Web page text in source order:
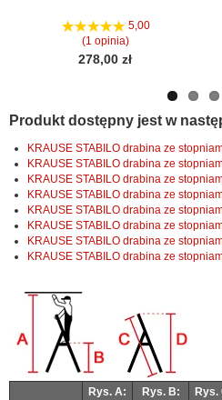
5,00
(1 opinia)
278,00 zł
Produkt dostępny jest w
KRAUSE STABILO drabina ze
KRAUSE STABILO drabina ze
KRAUSE STABILO drabina ze
KRAUSE STABILO drabina ze
KRAUSE STABILO drabina ze
KRAUSE STABILO drabina ze
KRAUSE STABILO drabina ze
KRAUSE STABILO drabina ze
Rys. A:
Rys. B:
Rys.